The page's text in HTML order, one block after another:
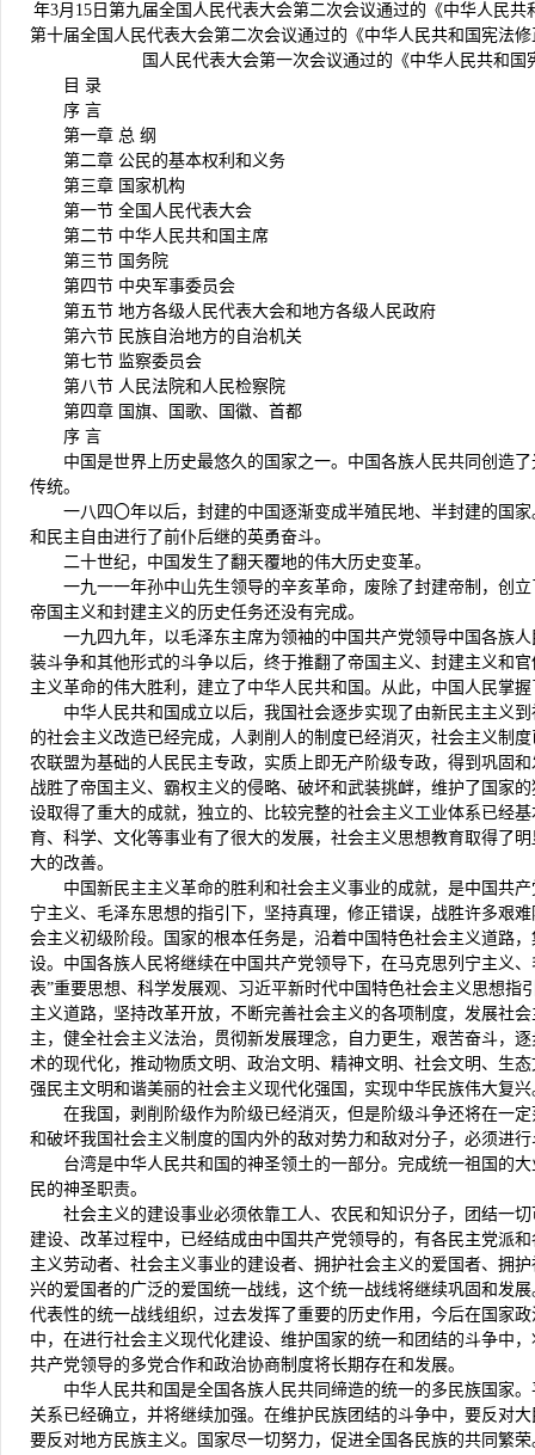
年3月15日第九届全国人民代表大会第二次会议通过的《中华人民共
第十届全国人民代表大会第二次会议通过的《中华人民共和国宪法
国人民代表大会第一次会议通过的《中华人民共和国
目 录
序 言
第一章 总 纲
第二章 公民的基本权利和义务
第三章 国家机构
第一节 全国人民代表大会
第二节 中华人民共和国主席
第三节 国务院
第四节 中央军事委员会
第五节 地方各级人民代表大会和地方各级人民政府
第六节 民族自治地方的自治机关
第七节 监察委员会
第八节 人民法院和人民检察院
第四章 国旗、国歌、国徽、首都
序 言
中国是世界上历史最悠久的国家之一。中国各族人民共同创造
传统。
一八四〇年以后，封建的中国逐渐变成半殖民地、半封建的国
和民主自由进行了前仆后继的英勇奋斗。
二十世纪，中国发生了翻天覆地的伟大历史变革。
一九一一年孙中山先生领导的辛亥革命，废除了封建帝制，创
帝国主义和封建主义的历史任务还没有完成。
一九四九年，以毛泽东主席为领袖的中国共产党领导中国各族
装斗争和其他形式的斗争以后，终于推翻了帝国主义、封建主义和
主义革命的伟大胜利，建立了中华人民共和国。从此，中国人民掌
中华人民共和国成立以后，我国社会逐步实现了由新民主主义
的社会主义改造已经完成，人剥削人的制度已经消灭，社会主义制
农联盟为基础的人民民主专政，实质上即无产阶级专政，得到巩固
战胜了帝国主义、霸权主义的侵略、破坏和武装挑衅，维护了国家
设取得了重大的成就，独立的、比较完整的社会主义工业体系已经
育、科学、文化等事业有了很大的发展，社会主义思想教育取得了
大的改善。
中国新民主主义革命的胜利和社会主义事业的成就，是中国共
宁主义、毛泽东思想的指引下，坚持真理，修正错误，战胜许多艰
会主义初级阶段。国家的根本任务是，沿着中国特色社会主义道路
设。中国各族人民将继续在中国共产党领导下，在马克思列宁主义
表”重要思想、科学发展观、习近平新时代中国特色社会主义思想指
主义道路，坚持改革开放，不断完善社会主义的各项制度，发展社
主，健全社会主义法治，贯彻新发展理念，自力更生，艰苦奋斗，
术的现代化，推动物质文明、政治文明、精神文明、社会文明、生
强民主文明和谐美丽的社会主义现代化强国，实现中华民族伟大复兴
在我国，剥削阶级作为阶级已经消灭，但是阶级斗争还将在一
和破坏我国社会主义制度的国内外的敌对势力和敌对分子，必须进行
台湾是中华人民共和国的神圣领土的一部分。完成统一祖国的
民的神圣职责。
社会主义的建设事业必须依靠工人、农民和知识分子，团结一
建设、改革过程中，已经结成由中国共产党领导的，有各民主党派
主义劳动者、社会主义事业的建设者、拥护社会主义的爱国者、拥
兴的爱国者的广泛的爱国统一战线，这个统一战线将继续巩固和发
代表性的统一战线组织，过去发挥了重要的历史作用，今后在国家
中，在进行社会主义现代化建设、维护国家的统一和团结的斗争中
共产党领导的多党合作和政治协商制度将长期存在和发展。
中华人民共和国是全国各族人民共同缔造的统一的多民族国家
关系已经确立，并将继续加强。在维护民族团结的斗争中，要反对
要反对地方民族主义。国家尽一切努力，促进全国各民族的共同繁荣